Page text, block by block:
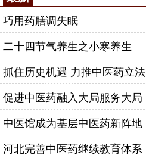
巧用药膳调失眠
二十四节气养生之小寒养生
抓住历史机遇 力推中医药立法
促进中医药融入大局服务大局
中医馆成为基层中医药新阵地
河北完善中医药继续教育体系